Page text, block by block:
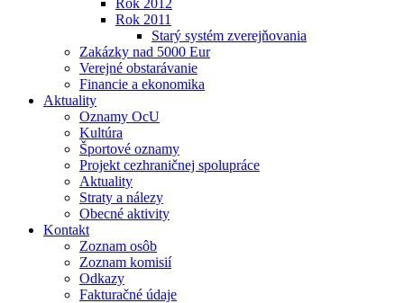
Rok 2012
Rok 2011
Starý systém zverejňovania
Zakázky nad 5000 Eur
Verejné obstarávanie
Financie a ekonomika
Aktuality
Oznamy OcU
Kultúra
Športové oznamy
Projekt cezhraničnej spolupráce
Aktuality
Straty a nálezy
Obecné aktivity
Kontakt
Zoznam osôb
Zoznam komisií
Odkazy
Fakturačné údaje